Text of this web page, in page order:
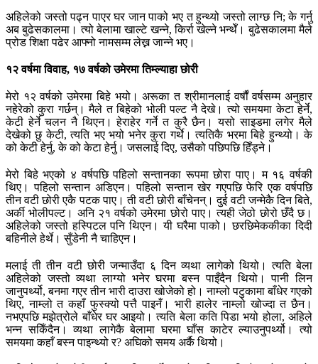
अहिलेको जस्तो पढ्न पाएर घर जान पाको भए त हुन्थ्यो जस्तो लाग्छ नि; के गर्नु
अब बुढेसकालमा। त्यो बेलामा खाल्टे खन्ने, किर्रा खेल्ने भन्थेँ। बुढेसकालमा मैले
प्रोड शिक्षा पढेर आफ्नो नामसम्म लेख्न जान्ने भए।
१२ वर्षमा विवाह, १७ वर्षको उमेरमा तिम्ल्याहा छोरी
मेरो १२ वर्षको उमेरमा बिहे भयो। अरूका त श्रीमानलाई वर्षौं वर्षसम्म अनुहार
नहेरेको कुरा गर्छन्। मैले त बिहेको भोली पल्ट नै देखे। त्यो समयमा केटा हेर्ने,
केटी हेर्ने चलन नै थिएन। हेराहेर गर्ने त कुरै छैन। यसो साइडमा लगेर मैले
देखेको छु केटी, त्यति भए भयो भनेर कुरा गर्थे। त्यतिकै भरमा बिहे हुन्थ्यो। के
को केटी हेर्नु, के को केटा हेर्नु। जसलाई दिए, उसैको पछिपछि हिँड्ने।
मेरो बिहे भएको ४ वर्षपछि पहिलो सन्तानका रूपमा छोरा पाए। म १६ वर्षकी
थिए। पहिलो सन्तान अडिएन। पहिलो सन्तान खेर गएपछि फेरि एक वर्षपछि
तीन वटी छोरी एकै पटक पाए। ती वटी छोरी बाँचेनन्। दुई वटी जन्मेकै दिन बिते,
अर्की भोलीपल्ट। अनि २१ वर्षको उमेरमा छोरो पाए। त्यही जेठो छोरो छँदै छ।
अहिलेको जस्तो हस्पिटल पनि थिएन। यी घरैमा पाको। छरछिमेककीका दिदी
बहिनीले हेर्थे। सुँडेनी नै चाहिएन।
मलाई ती तीन वटी छोरी जन्माउँदा ६ दिन व्यथा लागेको थियो। त्यति बेला
अहिलेको जस्तो व्यथा लाग्यो भनेर घरमा बस्न पाइँदैन थियो। पानी लिन
जानुपर्थ्यो, बनमा गएर तीन भारी दाउरा खोजेको हो। नाम्लो पटुकामा बाँधेर गएको
थिए, नाम्लो त कहाँ फुस्क्यो पत्तै पाइनँ। भारी हालेर नाम्लो खोज्दा त छैन।
नभएपछि मझेत्रोले बाँधेर घर आइयो। त्यति बेला कति पिडा भयो होला, अहिले
भन्न सकिँदैन। व्यथा लागेकै बेलामा घरमा घाँस काटेर ल्याउनुपर्थ्यो। त्यो
समयमा कहाँ बस्न पाइन्थ्यो र? अघिको समय अर्कै थियो।